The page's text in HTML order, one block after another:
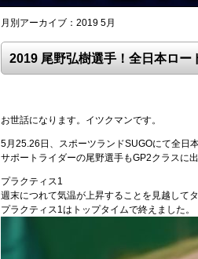
月別アーカイブ：2019 5月
2019 尾野弘樹選手！全日本ロー
お世話になります。イツクマンです。
5月25.26日、スポーツランドSUGOにて全日
サポートライダーの尾野選手もGP2クラスに
プラクティス1
週末につれて気温が上昇することを見越して
プラクティス1はトップタイムで終えました。